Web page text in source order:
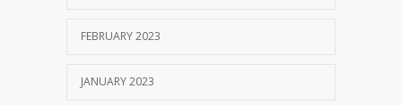
FEBRUARY 2023
JANUARY 2023